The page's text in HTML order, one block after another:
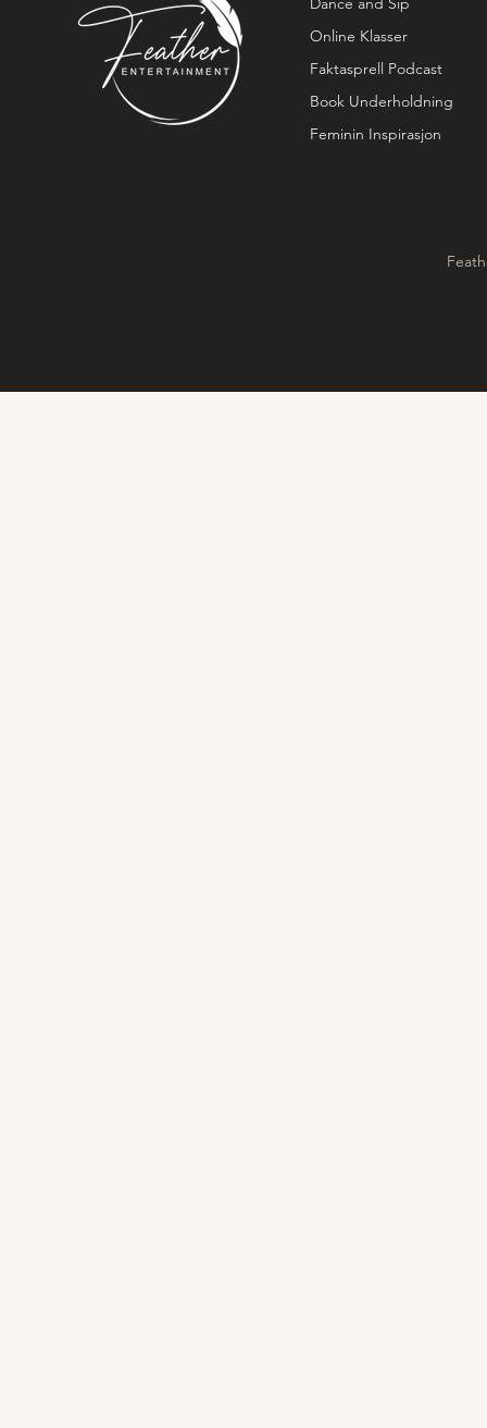
Online Klasser
Faktasprell Podcast
Book Underholdning
Feminin Inspirasjon